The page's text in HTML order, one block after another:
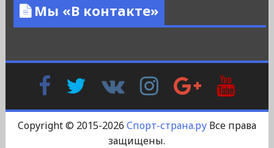
Мы «В контакте»
FacebookTwitter
Контакте
InstagramGoogle
Plus
Copyright © 2015-2026 Спорт-страна.руВсе права
защищены.